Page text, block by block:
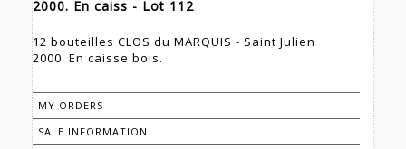
2000. En caiss - Lot 112
12 bouteilles CLOS du MARQUIS - Saint Julien
2000. En caisse bois.
MY ORDERS
SALE INFORMATION